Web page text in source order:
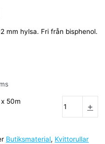
mm hylsa. Fri från bisphenol.
50m
+
Butiksmaterial, Kvittorullar